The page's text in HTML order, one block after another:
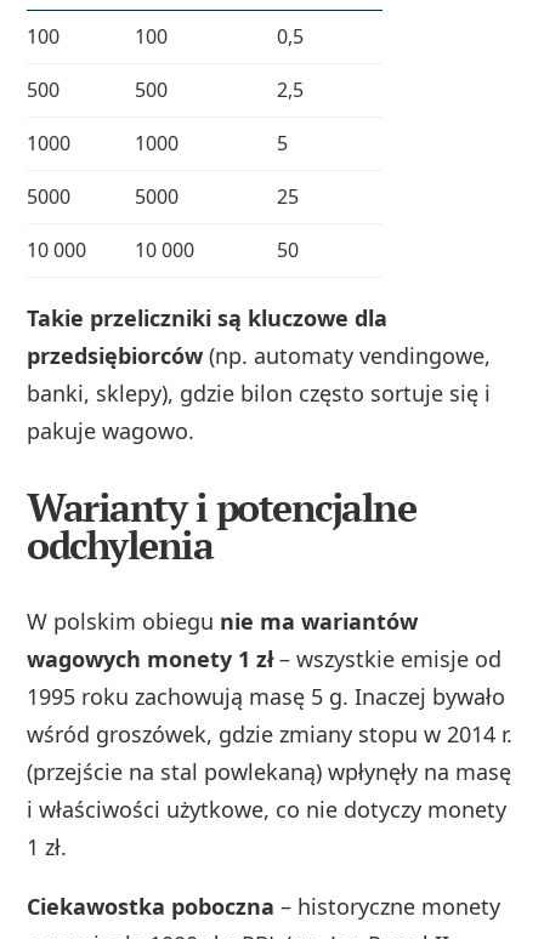
100 100
0,5
500
500
2,5
1000
1000
5
5000
5000
25
10 000
10 000 50
Takie przeliczniki są kluczowe dla
przedsiębiorców (np. automaty vendingowe,
banki, sklepy), gdzie bilon często sortuje się i
pakuje wagowo.
Warianty i potencjalne
odchylenia
W polskim obiegu nie ma wariantów
wagowych monety 1 zł– wszystkie emisje od
1995 roku zachowują masę 5 g. Inaczej bywało
wśród groszówek, gdzie zmiany stopu w 2014 r.
(przejście na stal powlekaną) wpłynęły na masę
i właściwości użytkowe, co nie dotyczy monety
1 zł.
Ciekawostka poboczna – historyczne monety